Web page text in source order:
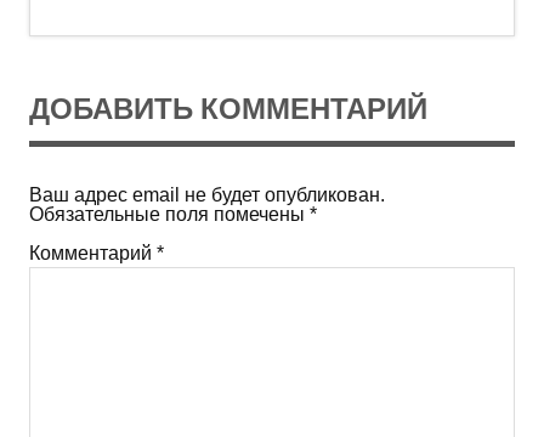
ДОБАВИТЬ КОММЕНТАРИЙ
Ваш адрес email не будет опубликован.
Обязательные поля помечены *
Комментарий *